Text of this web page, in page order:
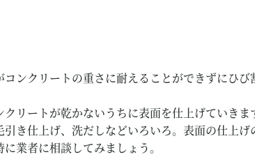
ンクリートの重さに耐えることができずにひび
リートが乾かないうちに表面を仕上げていきま
き仕上げ、洗だしなどいろいろ。表面の仕上げ
業者に相談してみましょう。